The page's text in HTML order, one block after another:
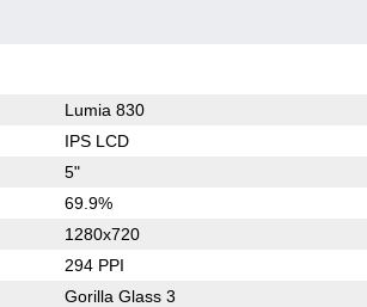
Lumia 830
IPS LCD
5"
69.9%
1280x720
294 PPI
Gorilla Glass 3